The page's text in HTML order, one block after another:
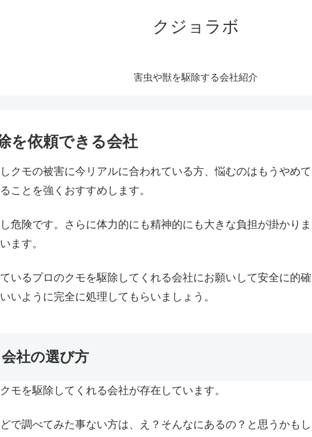
クジョラボ
害虫や獣を駆除する会社紹介
を依頼できる会社
クモの被害に今リアルに合われている方、悩むのはもうやめて
ことを強くおすすめします。
危険です。さらに体力的にも精神的にも大きな負担が掛かりま
ます。
いるプロのクモを駆除してくれる会社にお願いして安全に的確
いように完全に処理してもらいましょう。
社の選び方
モを駆除してくれる会社が存在しています。
で調べてみた事ない方は、え？そんなにあるの？と思うかもし